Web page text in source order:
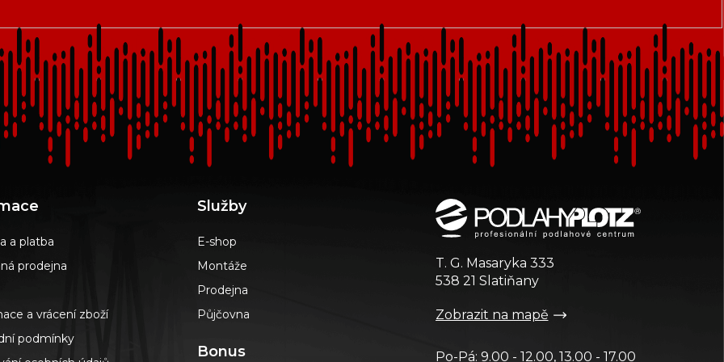
a platba
prodejna
a vrácení zboží
podmínky
Služby
E-shop
Montáže
Prodejna
Půjčovna
Bonus
T. G. Masaryka 333
538 21 Slatiňany
Zobrazit na mapě
Po-Pá: 9.00 - 12.00, 13.00 - 17.00